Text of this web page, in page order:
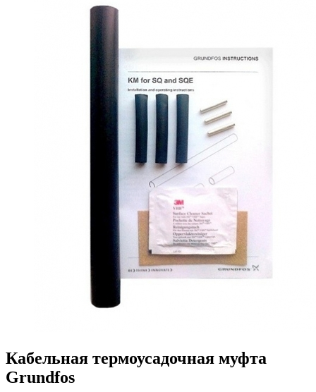
Кабельная термоусадочная муфта
Grundfos